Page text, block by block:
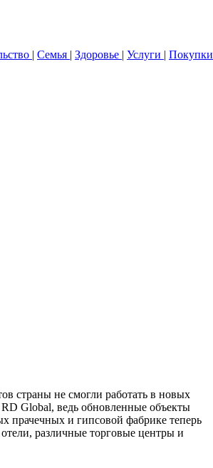
страны не смогли работать в новых
Global, ведь обновленные объекты
прачечных и гипсовой фабрике теперь
различные торговые центры и
| Семья | Здоровье | Услуги | Покупки